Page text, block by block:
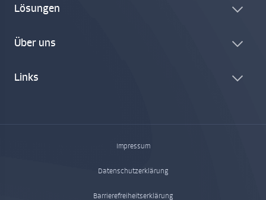
Lösungen
Über uns
Links
Impressum
Datenschutzerklärung
Barrierefreiheitserklärung